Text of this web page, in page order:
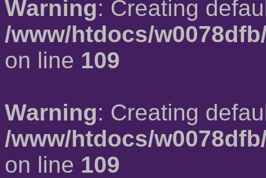
Warning: Creating
/www/htdocs/
on line 109
Warning: Creating
/www/htdocs/
on line 109